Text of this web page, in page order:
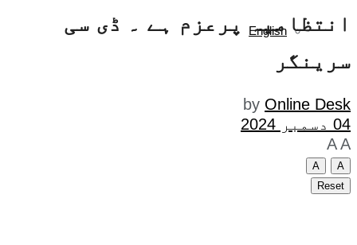
English
انتظامیہ پرعزم ہے ۔ ڈی سی
سرینگر
by Online Desk
04 دسمبر 2024
A A
A
A
Reset